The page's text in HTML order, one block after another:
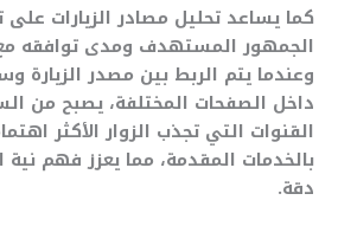
كما يساعد تحليل مصادر الزيارات
الجمهور المستهدف ومدى توافقه
وعندما يتم الربط بين مصدر الزيارة
داخل الصفحات المختلفة، يصبح من
القنوات التي تجذب الزوار الأكثر
بالخدمات المقدمة، مما يعزز فهم نية
دقة.